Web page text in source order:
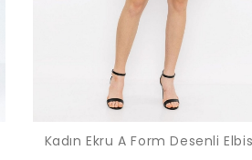
Kadın Ekru A Form Desenli